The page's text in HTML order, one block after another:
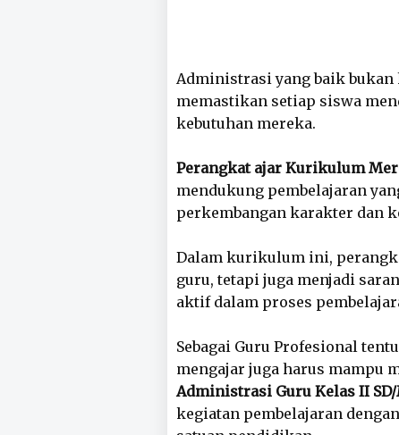
Administrasi yang baik bukan
memastikan setiap siswa
kebutuhan mereka.
Perangkat ajar Kurikulum
mendukung pembelajaran
perkembangan karakter dan
Dalam kurikulum ini,
guru, tetapi juga menjadi
aktif dalam proses
Sebagai Guru Profesional
mengajar juga harus mampu
Administrasi Guru Kelas II
kegiatan pembelajaran